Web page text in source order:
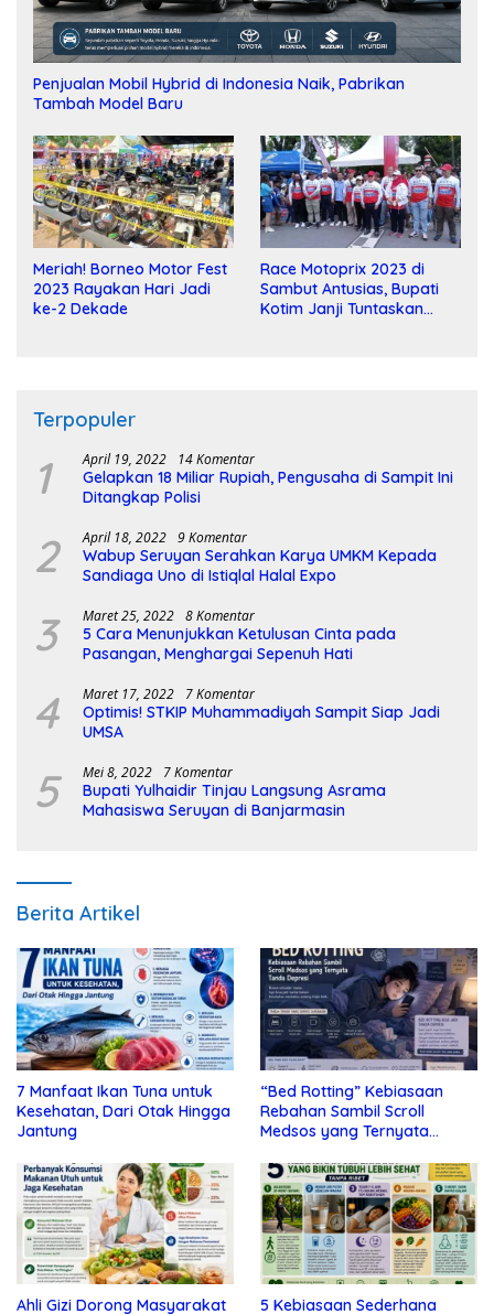
Penjualan Mobil Hybrid di Indonesia Naik, Pabrikan
Tambah Model Baru
Meriah! Borneo Motor Fest
2023 Rayakan Hari Jadi
ke-2 Dekade
Race Motoprix 2023 di
Sambut Antusias, Bupati
Kotim Janji Tuntaskan
Terpopuler
1 April 19, 2022 14 Komentar
Gelapkan 18 Miliar Rupiah, Pengusaha di Sampit Ini
Ditangkap Polisi
2 April 18, 2022 9 Komentar
Wabup Seruyan Serahkan Karya UMKM Kepada
Sandiaga Uno di Istiqlal Halal Expo
3 Maret 25, 2022 8 Komentar
5 Cara Menunjukkan Ketulusan Cinta pada
Pasangan, Menghargai Sepenuh Hati
4 Maret 17, 2022 7 Komentar
Optimis! STKIP Muhammadiyah Sampit Siap Jadi
UMSA
5 Mei 8, 2022 7 Komentar
Bupati Yulhaidir Tinjau Langsung Asrama
Mahasiswa Seruyan di Banjarmasin
Berita Artikel
7 Manfaat Ikan Tuna untuk
Kesehatan, Dari Otak Hingga
Jantung
“Bed Rotting” Kebiasaan
Rebahan Sambil Scroll
Medsos yang Ternyata
Ahli Gizi Dorong Masyarakat 5 Kebiasaan Sederhana